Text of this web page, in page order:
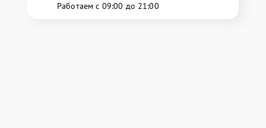
Работаем с 09:00 до 21:00